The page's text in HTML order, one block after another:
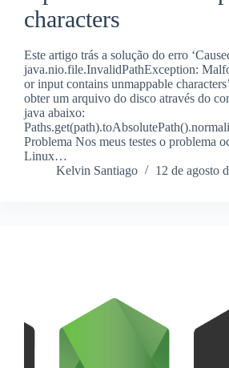
characters
Este artigo trás a solução do erro
java.nio.file.InvalidPathException:
or input contains unmappable
obter um arquivo do disco através do
java abaixo:
Problema Nos meus testes o problema
Linux…
Kelvin Santiago
12 de agosto